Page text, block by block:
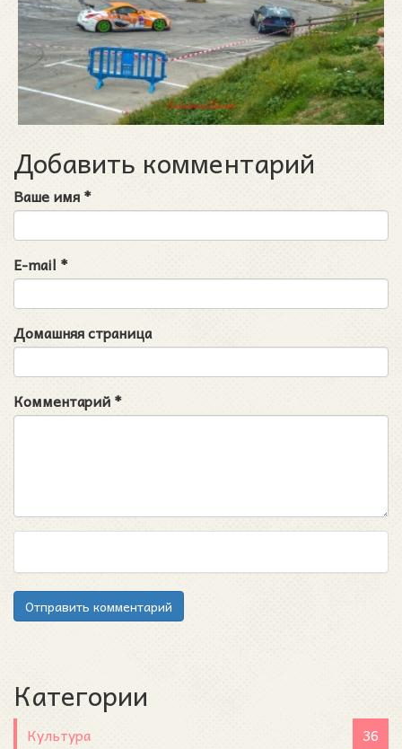
Добавить комментарий
Ваше имя*
E-mail *
Домашняя страница
Комментарий*
Отправить комментарий
Категории
Культура
36